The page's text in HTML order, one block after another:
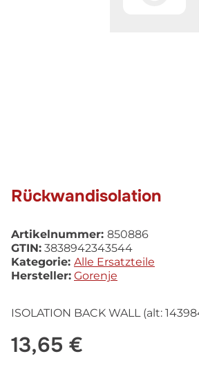
Rückwandisolation
Artikelnummer: 850886
GTIN: 3838942343544
Kategorie: Alle Ersatzteile
Hersteller: Gorenje
ISOLATION BACK WALL (alt:
13,65 €